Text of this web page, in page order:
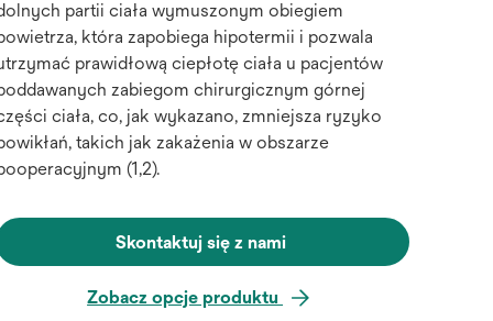
partii ciała wymuszonym obiegiem
która zapobiega hipotermii i pozwala
prawidłową ciepłotę ciała u pacjentów
zabiegom chirurgicznym górnej
ciała, co, jak wykazano, zmniejsza ryzyko
takich jak zakażenia w obszarze
(1,2).
Skontaktuj się z nami
Zobacz opcje produktu